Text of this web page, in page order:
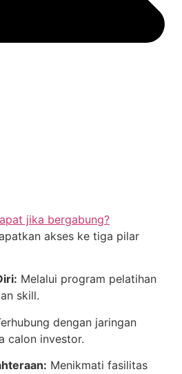
jika bergabung?
akses ke tiga pilar
Melalui program pelatihan
skill.
dengan jaringan
calon investor.
Menikmati fasilitas